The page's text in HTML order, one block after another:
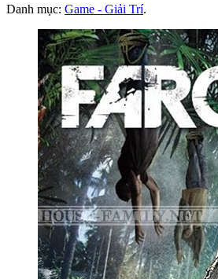
Danh mục: Game - Giải Trí.